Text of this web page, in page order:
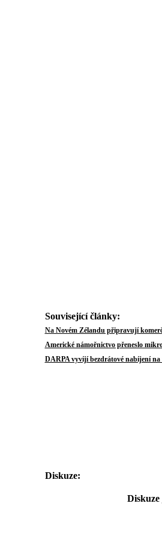
Související články:
Na Novém Zélandu připravují
Americké námořnictvo přeneslo
DARPA vyvíjí bezdrátové nabíjení
Diskuze:
Diskuze